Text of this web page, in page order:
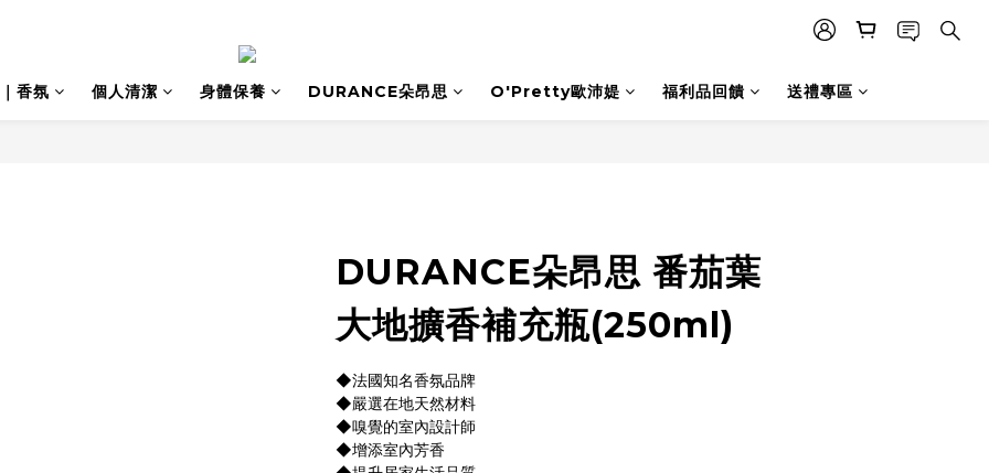
香氛 個人清潔 身體保養 DURANCE朵昂思 O'Pretty歐沛媞 福利品回饋 送禮專區
DURANCE朵昂思 番茄葉
大地擴香補充瓶(250ml)
◆法國知名香氛品牌
◆嚴選在地天然材料
◆嗅覺的室內設計師
◆增添室內芳香